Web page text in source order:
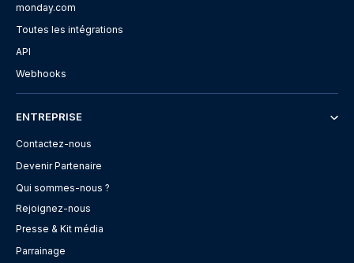
monday.com
Toutes les intégrations
API
Webhooks
ENTREPRISE
Contactez-nous
Devenir Partenaire
Qui sommes-nous ?
Rejoignez-nous
Presse & Kit média
Parrainage